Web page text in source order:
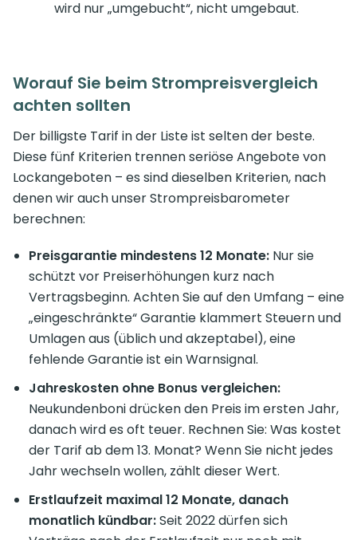
wird nur „umgebucht“, nicht umgebaut.
Worauf Sie beim Strompreisvergleich
achten sollten
Der billigste Tarif in der Liste ist selten der beste.
Diese fünf Kriterien trennen seriöse Angebote von
Lockangeboten – es sind dieselben Kriterien, nach
denen wir auch unser Strompreisbarometer
berechnen:
Preisgarantie mindestens 12 Monate: Nur sie
schützt vor Preiserhöhungen kurz nach
Vertragsbeginn. Achten Sie auf den Umfang – eine
„eingeschränkte“ Garantie klammert Steuern und
Umlagen aus (üblich und akzeptabel), eine
fehlende Garantie ist ein Warnsignal.
Jahreskosten ohne Bonus vergleichen:
Neukundenboni drücken den Preis im ersten Jahr,
danach wird es oft teuer. Rechnen Sie: Was kostet
der Tarif ab dem 13. Monat? Wenn Sie nicht jedes
Jahr wechseln wollen, zählt dieser Wert.
Erstlaufzeit maximal 12 Monate, danach
monatlich kündbar:Seit 2022 dürfen sich